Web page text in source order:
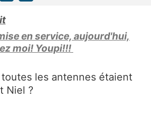
en service, aujourd'hui,
moi! Youpi!!!
les antennes étaient
Niel ?